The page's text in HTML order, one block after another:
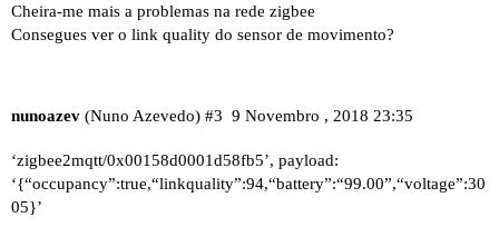
Cheira-me mais a problemas na rede zigbee
Consegues ver o link quality do sensor de movimento?
nunoazev (Nuno Azevedo) 9 Novembro , 2018 23:35
#3
‘zigbee2mqtt/0x00158d0001d58fb5’, payload:
‘{“occupancy”:true,“linkquality”:94,“battery”:“99.00”,“voltage”:30
05}’